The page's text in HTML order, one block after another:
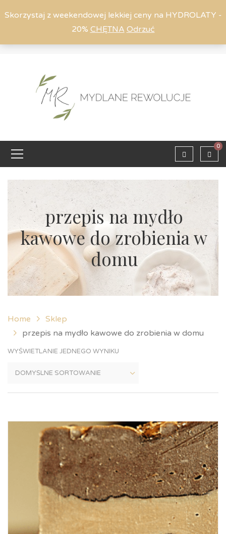
Skorzystaj z weekendowej lekkiej ceny na HYDROLATY -
20% CHĘTNA Odrzuć
0
przepis na mydło
kawowe do zrobienia w
domu
Home
Sklep
przepis na mydło kawowe do zrobienia w domu
WYŚWIETLANIE JEDNEGO WYNIKU